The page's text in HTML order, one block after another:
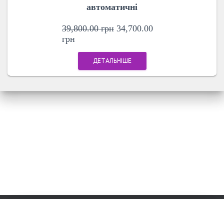
автоматичні
39,800.00грн 34,700.00
грн
ДЕТАЛЬНІШЕ